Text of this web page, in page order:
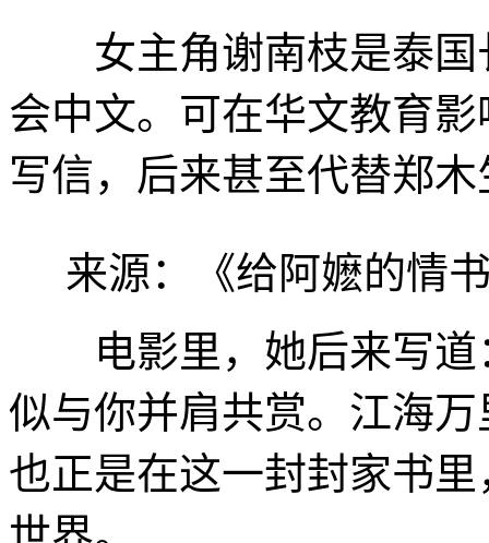
女主角谢南枝是泰国
会中文。可在华文教育
写信，后来甚至代替郑
来源：《给阿嬷的情
电影里，她后来写道
似与你并肩共赏。江海
也正是在这一封封家书